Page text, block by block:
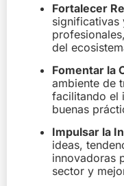
Fortalecer
significativas
del
Fomentar la
ambiente de
facilitando el
buenas
Impulsar la
ideas,
innovadoras
sector y